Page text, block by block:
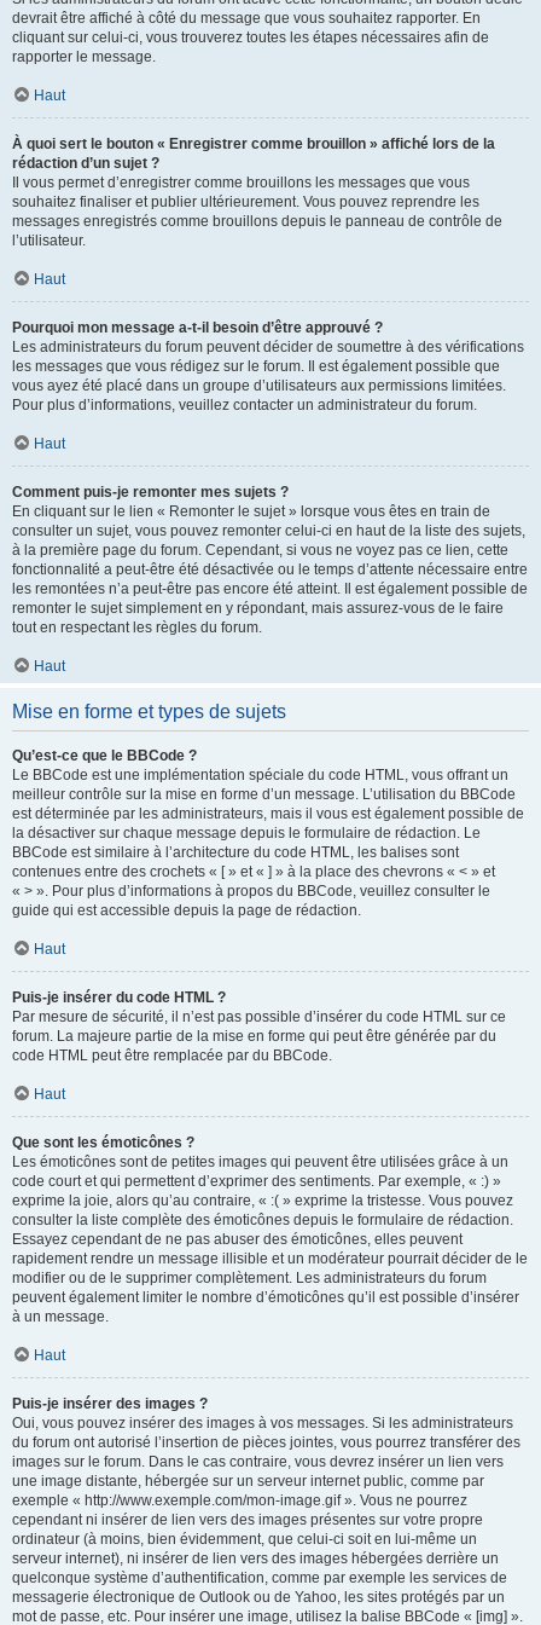
devrait être affiché à côté du message que vous souhaitez rapporter. En
cliquant sur celui-ci, vous trouverez toutes les étapes nécessaires afin de
rapporter le message.
Haut
À quoi sert le bouton « Enregistrer comme brouillon » affiché lors de la
rédaction d’un sujet ?
Il vous permet d’enregistrer comme brouillons les messages que vous
souhaitez finaliser et publier ultérieurement. Vous pouvez reprendre les
messages enregistrés comme brouillons depuis le panneau de contrôle de
l’utilisateur.
Haut
Pourquoi mon message a-t-il besoin d’être approuvé ?
Les administrateurs du forum peuvent décider de soumettre à des vérifications
les messages que vous rédigez sur le forum. Il est également possible que
vous ayez été placé dans un groupe d’utilisateurs aux permissions limitées.
Pour plus d’informations, veuillez contacter un administrateur du forum.
Haut
Comment puis-je remonter mes sujets ?
En cliquant sur le lien « Remonter le sujet » lorsque vous êtes en train de
consulter un sujet, vous pouvez remonter celui-ci en haut de la liste des sujets,
à la première page du forum. Cependant, si vous ne voyez pas ce lien, cette
fonctionnalité a peut-être été désactivée ou le temps d’attente nécessaire entre
les remontées n’a peut-être pas encore été atteint. Il est également possible de
remonter le sujet simplement en y répondant, mais assurez-vous de le faire
tout en respectant les règles du forum.
Haut
Mise en forme et types de sujets
Qu’est-ce que le BBCode ?
Le BBCode est une implémentation spéciale du code HTML, vous offrant un
meilleur contrôle sur la mise en forme d’un message. L’utilisation du BBCode
est déterminée par les administrateurs, mais il vous est également possible de
la désactiver sur chaque message depuis le formulaire de rédaction. Le
BBCode est similaire à l’architecture du code HTML, les balises sont
contenues entre des crochets « [ » et « ] » à la place des chevrons « < » et
« > ». Pour plus d’informations à propos du BBCode, veuillez consulter le
guide qui est accessible depuis la page de rédaction.
Haut
Puis-je insérer du code HTML ?
Par mesure de sécurité, il n’est pas possible d’insérer du code HTML sur ce
forum. La majeure partie de la mise en forme qui peut être générée par du
code HTML peut être remplacée par du BBCode.
Haut
Que sont les émoticônes ?
Les émoticônes sont de petites images qui peuvent être utilisées grâce à un
code court et qui permettent d’exprimer des sentiments. Par exemple, « :) »
exprime la joie, alors qu’au contraire, « :( » exprime la tristesse. Vous pouvez
consulter la liste complète des émoticônes depuis le formulaire de rédaction.
Essayez cependant de ne pas abuser des émoticônes, elles peuvent
rapidement rendre un message illisible et un modérateur pourrait décider de le
modifier ou de le supprimer complètement. Les administrateurs du forum
peuvent également limiter le nombre d’émoticônes qu’il est possible d’insérer
à un message.
Haut
Puis-je insérer des images ?
Oui, vous pouvez insérer des images à vos messages. Si les administrateurs
du forum ont autorisé l’insertion de pièces jointes, vous pourrez transférer des
images sur le forum. Dans le cas contraire, vous devrez insérer un lien vers
une image distante, hébergée sur un serveur internet public, comme par
exemple « http://www.exemple.com/mon-image.gif ». Vous ne pourrez
cependant ni insérer de lien vers des images présentes sur votre propre
ordinateur (à moins, bien évidemment, que celui-ci soit en lui-même un
serveur internet), ni insérer de lien vers des images hébergées derrière un
quelconque système d’authentification, comme par exemple les services de
messagerie électronique de Outlook ou de Yahoo, les sites protégés par un
mot de passe, etc. Pour insérer une image, utilisez la balise BBCode « [img] ».